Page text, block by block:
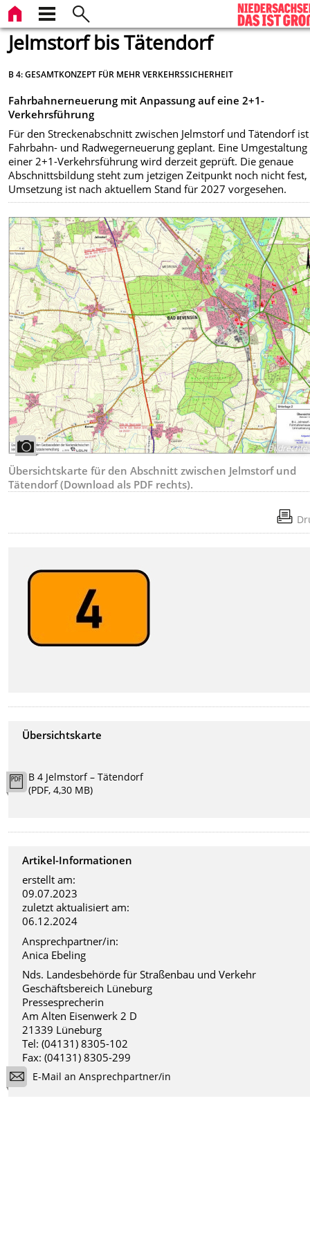
Jelmstorf bis Tätendorf
B 4: GESAMTKONZEPT FÜR MEHR VERKEHRSSICHERHEIT
Fahrbahnerneuerung mit Anpassung auf eine 2+1-
Verkehrsführung
Für den Streckenabschnitt zwischen Jelmstorf und Tätendorf
Fahrbahn- und Radwegerneuerung geplant. Eine Umgestaltung
einer 2+1-Verkehrsführung wird derzeit geprüft. Die genaue
Abschnittsbildung steht zum jetzigen Zeitpunkt noch nicht fest,
Umsetzung ist nach aktuellem Stand für 2027 vorgesehen.
Bildrechte:
Übersichtskarte für den Abschnitt zwischen Jelmstorf und
Tätendorf (Download als PDF rechts).
Übersichtskarte
B 4 Jelmstorf – Tätendorf
(PDF, 4,30 MB)
Artikel-Informationen
erstellt am:
09.07.2023
zuletzt aktualisiert am:
06.12.2024
Ansprechpartner/in:
Anica Ebeling
Nds. Landesbehörde für Straßenbau und Verkehr
Geschäftsbereich Lüneburg
Pressesprecherin
Am Alten Eisenwerk 2 D
21339 Lüneburg
Tel: (04131) 8305-102
Fax: (04131) 8305-299
E-Mail an Ansprechpartner/in